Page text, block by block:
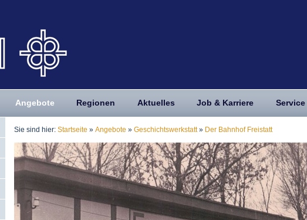
Angebote Regionen Aktuelles Job & Karriere
Sie sind hier: Startseite » Angebote » Geschichtswerkstatt» Der Bahnhof Freistatt